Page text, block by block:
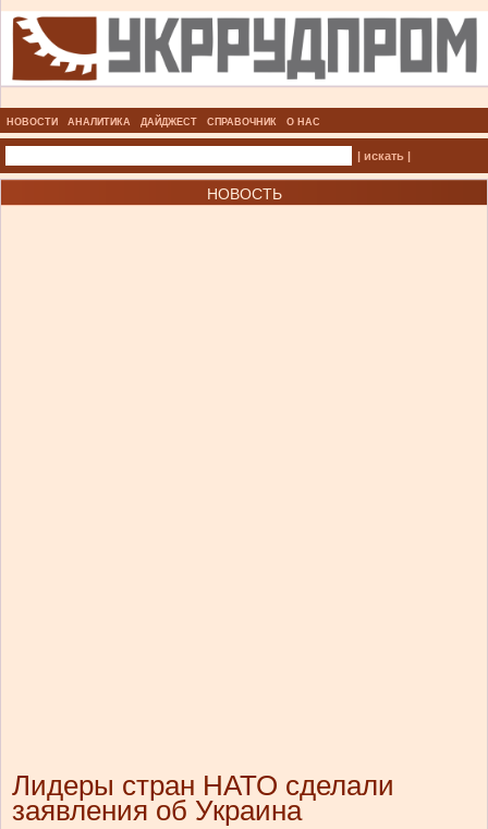
НОВОСТИ АНАЛИТИКА ДАЙДЖЕСТ СПРАВОЧНИК О НАС
| искать |
НОВОСТЬ
Лидеры стран НАТО сделали
заявления об Украина